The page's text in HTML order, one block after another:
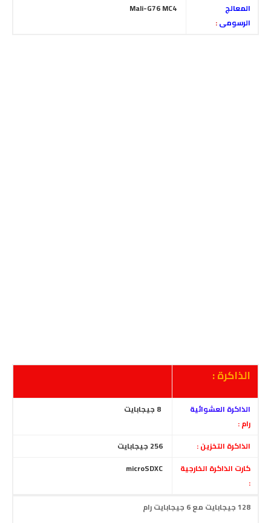
المعالج
الرسومى:
الذاكرة :
الذاكرة العشوائية
رام :
8 جيجابايت
الذاكرة التخزين :
كارت الذاكرة الخارجية
:
128 جيجابايت مع 6 جيجابايت رام